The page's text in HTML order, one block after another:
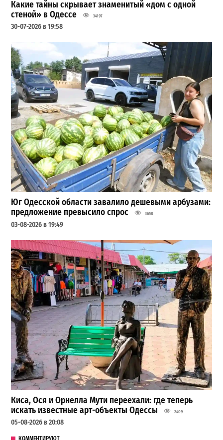
Какие тайны скрывает знаменитый «дом с одной
стеной» в Одессе
34197
30-07-2026 в 19:58
Юг Одесской области завалило дешевыми арбузами:
предложение превысило спрос
3658
03-08-2026 в 19:49
Киса, Ося и Орнелла Мути переехали: где теперь
искать известные арт-объекты Одессы
2409
05-08-2026 в 20:08